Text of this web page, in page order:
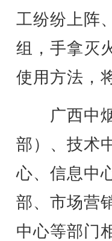
工纷纷上阵
组，手拿灭
使用方法，
广西中烟
部）、技术
心、信息中
部、市场营
中心等部门